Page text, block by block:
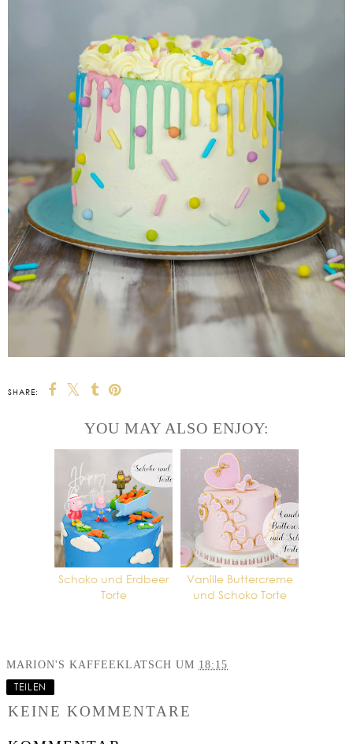
SHARE:
YOU MAY ALSO ENJOY:
Schoko und Erdbeer
Torte
Vanille Buttercreme
und Schoko Torte
MARION'S KAFFEEKLATSCH UM 18:15
TEILEN
KEINE KOMMENTARE